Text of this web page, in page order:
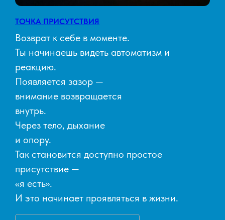
ТОЧКА ПРИСУТСТВИЯ
Возврат к себе в моменте.
Ты начинаешь видеть автоматизм и
реакцию.
Появляется зазор —
внимание возвращается
внутрь.
Через тело, дыхание
и опору.
Так становится доступно простое
присутствие —
«я есть».
И это начинает проявляться в жизни.